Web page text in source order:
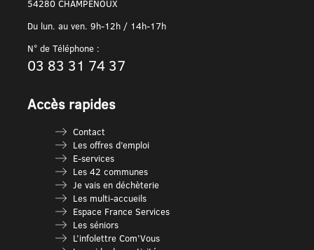
54280 CHAMPENOUX
Du lun. au ven. 9h-12h / 14h-17h
N° de Téléphone :
03 83 31 74 37
Accès rapides
Contact
Les offres d’emploi
E-services
Les 42 communes
Je vais en déchèterie
Les multi-accueils
Espace France Services
Les séniors
L’infolettre Com’Vous